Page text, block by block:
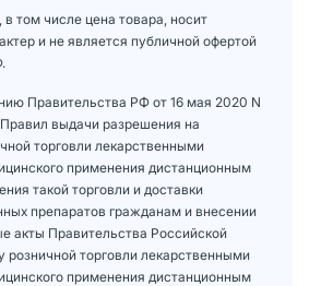
том числе цена товара, носит
и не является публичной офертой
Правительства РФ от 16 мая 2020 N
выдачи разрешения на
торговли лекарственными
применения дистанционным
такой торговли и доставки
препаратов гражданам и внесении
акты Правительства Российской
розничной торговли лекарственными
применения дистанционным